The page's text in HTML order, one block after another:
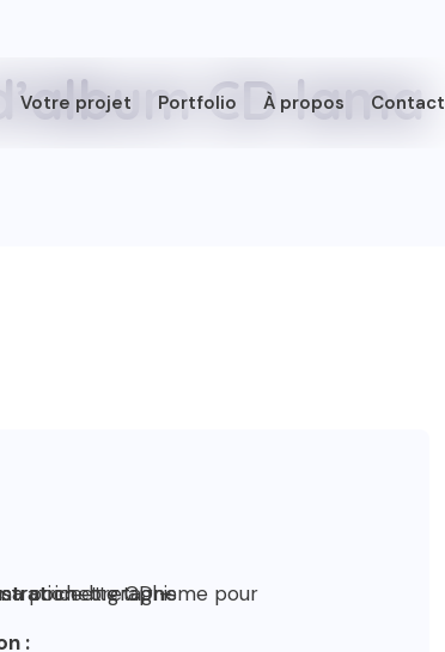
Votre projet Portfolio À propos Contact
CD lama
: